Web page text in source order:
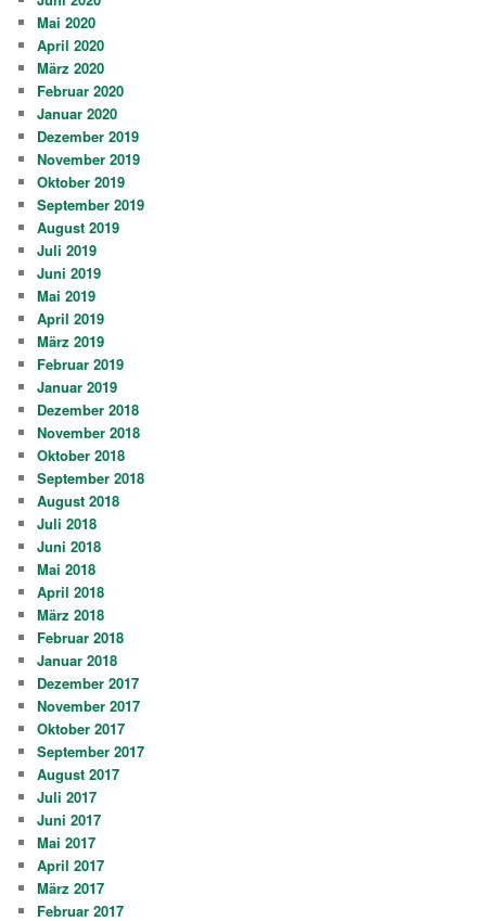
Mai 2020
April 2020
März 2020
Februar 2020
Januar 2020
Dezember 2019
November 2019
Oktober 2019
September 2019
August 2019
Juli 2019
Juni 2019
Mai 2019
April 2019
März 2019
Februar 2019
Januar 2019
Dezember 2018
November 2018
Oktober 2018
September 2018
August 2018
Juli 2018
Juni 2018
Mai 2018
April 2018
März 2018
Februar 2018
Januar 2018
Dezember 2017
November 2017
Oktober 2017
September 2017
August 2017
Juli 2017
Juni 2017
Mai 2017
April 2017
März 2017
Februar 2017